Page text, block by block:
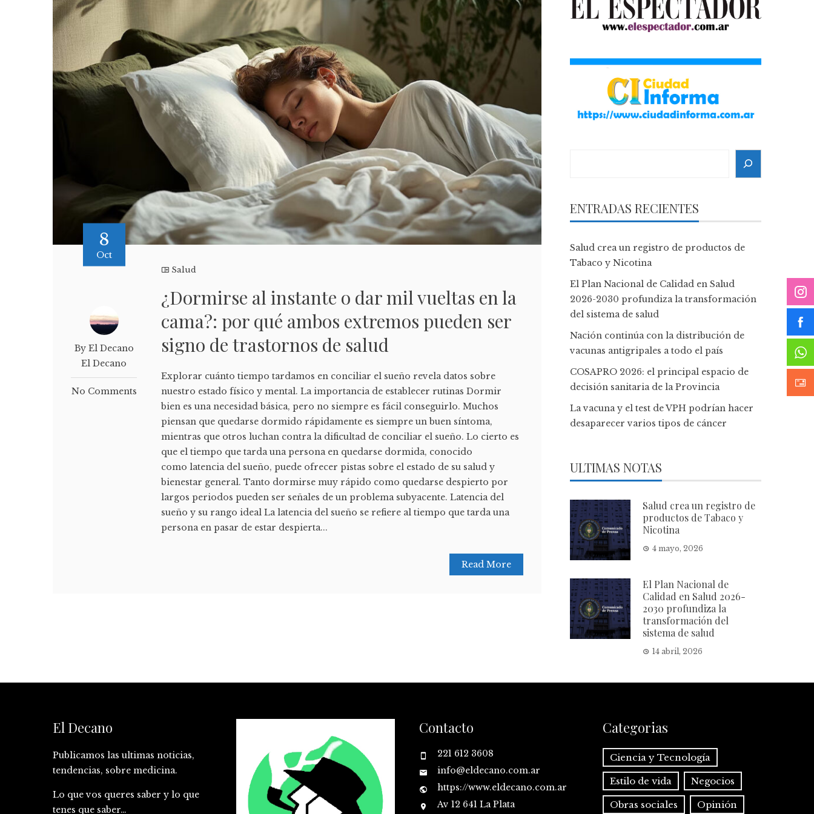
8
Oct
By El Decano
El Decano
No Comments
Salud
¿Dormirse al instante o dar mil vueltas en la
cama?: por qué ambos extremos pueden ser
signo de trastornos de salud
Explorar cuánto tiempo tardamos en conciliar el sueño revela datos sobre
nuestro estado físico y mental. La importancia de establecer rutinas Dormir
bien es una necesidad básica, pero no siempre es fácil conseguirlo. Muchos
piensan que quedarse dormido rápidamente es siempre un buen síntoma,
mientras que otros luchan contra la dificultad de conciliar el sueño. Lo cierto es
que el tiempo que tarda una persona en quedarse dormida, conocido
como latencia del sueño, puede ofrecer pistas sobre el estado de su salud y
bienestar general. Tanto dormirse muy rápido como quedarse despierto por
largos periodos pueden ser señales de un problema subyacente. Latencia del
sueño y su rango ideal La latencia del sueño se refiere al tiempo que tarda una
persona en pasar de estar despierta...
Read More
ENTRADAS RECIENTES
Salud crea un registro de productos de
Tabaco y Nicotina
El Plan Nacional de Calidad en Salud
2026-2030 profundiza la transformación
del sistema de salud
Nación continúa con la distribución de
vacunas antigripales a todo el país
COSAPRO 2026: el principal espacio de
decisión sanitaria de la Provincia
La vacuna y el test de VPH podrían hacer
desaparecer varios tipos de cáncer
ULTIMAS NOTAS
Salud crea un registro de
productos de Tabaco y
Nicotina
4 mayo, 2026
El Plan Nacional de
Calidad en Salud 2026-
2030 profundiza la
transformación del
sistema de salud
14 abril, 2026
El Decano
Publicamos las ultimas noticias,
tendencias, sobre medicina.
Lo que vos queres saber y lo que
tenes que saber…
Contacto
221 612 3608
info@eldecano.com.ar
https://www.eldecano.com.ar
Av 12 641 La Plata
Categorias
Ciencia y Tecnología
Estilo de vida Negocios
Obras sociales Opinión